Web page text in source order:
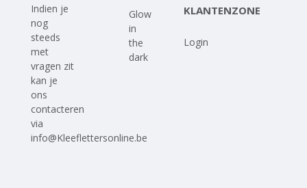
Indien je
nog
steeds
met
vragen zit
kan je
ons
contacteren
via
info@Kleeflettersonline.be
Glow
in
the
dark
KLANTENZONE
Login